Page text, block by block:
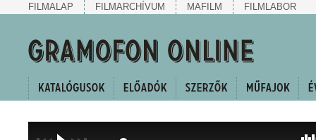
FILMALAP FILMARCHÍVUM MAFILM FILMLABOR